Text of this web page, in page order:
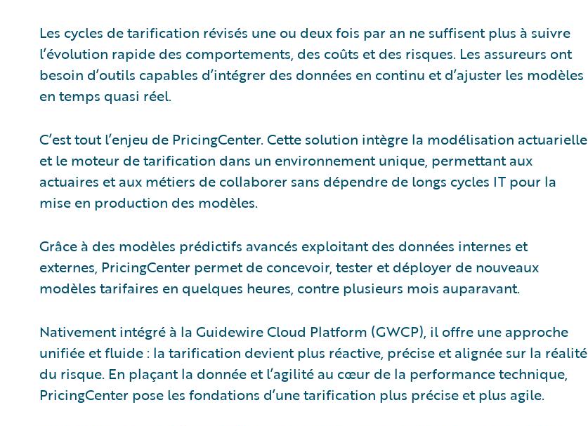
Les cycles de tarification révisés une ou deux fois par an ne suffisent plus à suivre
l’évolution rapide des comportements, des coûts et des risques. Les assureurs ont
besoin d’outils capables d’intégrer des données en continu et d’ajuster les modèles
en temps quasi réel.
C’est tout l’enjeu de PricingCenter. Cette solution intègre la modélisation actuarielle
et le moteur de tarification dans un environnement unique, permettant aux
actuaires et aux métiers de collaborer sans dépendre de longs cycles IT pour la
mise en production des modèles.
Grâce à des modèles prédictifs avancés exploitant des données internes et
externes, PricingCenter permet de concevoir, tester et déployer de nouveaux
modèles tarifaires en quelques heures, contre plusieurs mois auparavant.
Nativement intégré à la Guidewire Cloud Platform (GWCP), il offre une approche
unifiée et fluide : la tarification devient plus réactive, précise et alignée sur la réalité
du risque. En plaçant la donnée et l’agilité au cœur de la performance technique,
PricingCenter pose les fondations d’une tarification plus précise et plus agile.